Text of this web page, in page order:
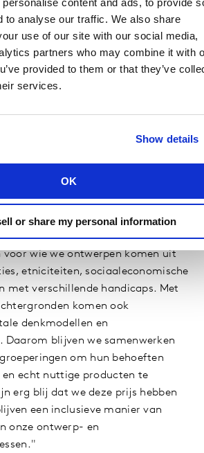
to analyse our traffic. We also share
use of our site with our social media,
partners who may combine it with
provided to them or that they’ve
services.
Show details
OK
or share my personal information
van hoop, door Kantar beschouwd
name in gemarginaliseerde
voor zijn niet-aflatende inzet
beleid, producten en
en standen en zijn
oprichter en directeur van Product
bij Google, gaf aan: "Bij Google
iedereen. Onze toewijding aan het
gelijkwaardige en toegankelijke
bij één team, maar bij het hele
voor wie we ontwerpen komen uit
etniciteiten, sociaaleconomische
met verschillende handicaps. Met
komen ook
denkmodellen en
Daarom blijven we samenwerken
om hun behoeften
echt nuttige producten te
erg blij dat we deze prijs hebben
een inclusieve manier van
onze ontwerp- en